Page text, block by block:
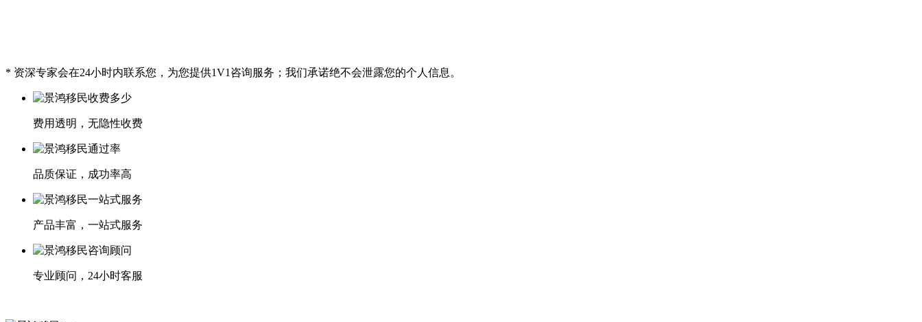
* 资深专家会在24小时内联系您，为您提供1V1咨询服务；我们承诺绝不会泄露您的个人信息。
费用透明，无隐性收费
品质保证，成功率高
产品丰富，一站式服务
专业顾问，24小时客服